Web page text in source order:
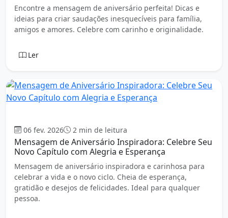
Encontre a mensagem de aniversário perfeita! Dicas e
ideias para criar saudações inesquecíveis para família,
amigos e amores. Celebre com carinho e originalidade.
Ler
06 fev. 2026 2 min de leitura
Mensagem de Aniversário Inspiradora: Celebre Seu
Novo Capítulo com Alegria e Esperança
Mensagem de aniversário inspiradora e carinhosa para
celebrar a vida e o novo ciclo. Cheia de esperança,
gratidão e desejos de felicidades. Ideal para qualquer
pessoa.